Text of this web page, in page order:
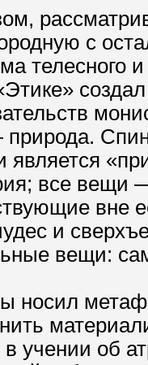
с
телесного
является
все вещи
вне
и
вещи:
носил
учении об